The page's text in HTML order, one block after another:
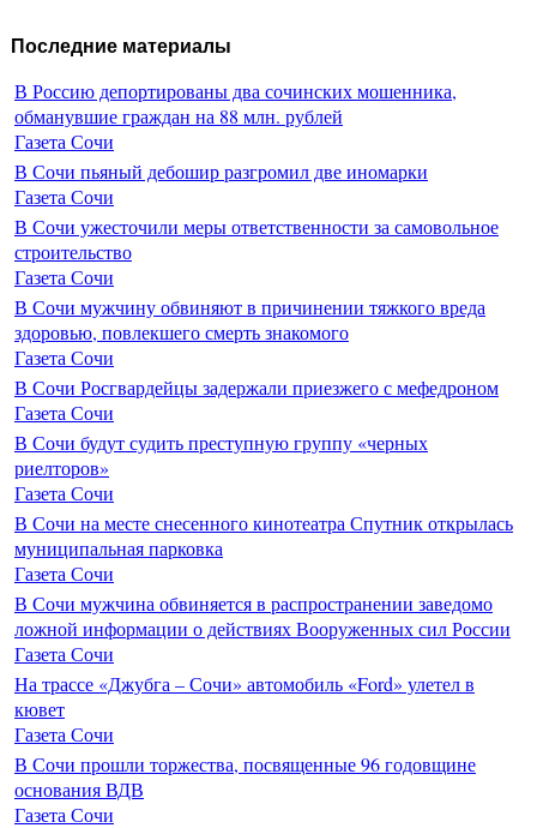
Последние материалы
В Россию депортированы два сочинских мошенника,
обманувшие граждан на 88 млн. рублей
Газета Сочи
В Сочи пьяный дебошир разгромил две иномарки
Газета Сочи
В Сочи ужесточили меры ответственности за самовольное
строительство
Газета Сочи
В Сочи мужчину обвиняют в причинении тяжкого вреда
здоровью, повлекшего смерть знакомого
Газета Сочи
В Сочи Росгвардейцы задержали приезжего с мефедроном
Газета Сочи
В Сочи будут судить преступную группу «черных
риелторов»
Газета Сочи
В Сочи на месте снесенного кинотеатра Спутник открылась
муниципальная парковка
Газета Сочи
В Сочи мужчина обвиняется в распространении заведомо
ложной информации о действиях Вооруженных сил России
Газета Сочи
На трассе «Джубга – Сочи» автомобиль «Ford» улетел в
кювет
Газета Сочи
В Сочи прошли торжества, посвященные 96 годовщине
основания ВДВ
Газета Сочи